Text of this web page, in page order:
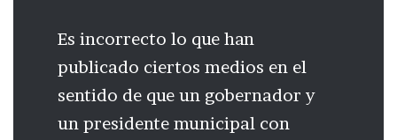
Es incorrecto lo que han
publicado ciertos medios en el
sentido de que un gobernador y
un presidente municipal con